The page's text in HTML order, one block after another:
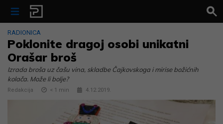
Skip to content
RADIONICA
Poklonite dragoj osobi unikatni
Orašar broš
Izrada broša uz čašu vina, skladbe Čajkovskoga i mirise božićnih
kolača. Može li bolje?
Redakcija < 1 min 4.12.2019.